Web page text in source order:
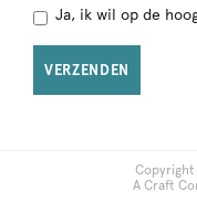
Ja, ik wil op de
VERZENDEN
A Craft